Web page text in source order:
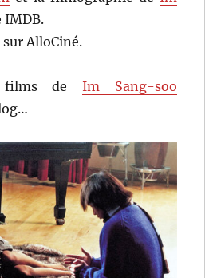
IMDB.
sur AlloCiné.
films de Im Sang-soo